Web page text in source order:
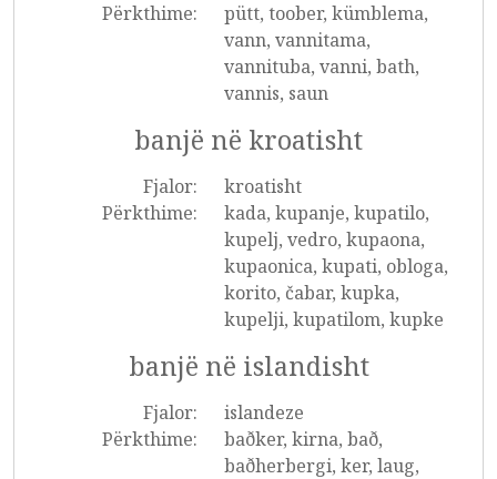
Përkthime:
pütt, toober, kümblema,
vann, vannitama,
vannituba, vanni, bath,
vannis, saun
banjë në kroatisht
Fjalor:
kroatisht
Përkthime:
kada, kupanje, kupatilo,
kupelj, vedro, kupaona,
kupaonica, kupati, obloga,
korito, čabar, kupka,
kupelji, kupatilom, kupke
banjë në islandisht
Fjalor:
islandeze
Përkthime:
baðker, kirna, bað,
baðherbergi, ker, laug,